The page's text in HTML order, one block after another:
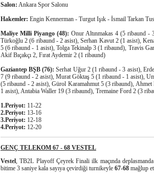
Salon: Ankara Spor Salonu
Hakemler: Engin Kennerman - Turgut Işık - İsmail Tarkan
Maliye Milli Piyango (48): Onur Altınmakas 4 (5 ribaund -
Türkoğlu 2 (6 ribaund - 2 asist), Serhan Kavut 2 (1 asist),
5 (6 ribaund - 1 asist), Tolga Tekinalp 3 (1 ribaund), Travis
Akif Bıçakçı 2, Fırat Aydemir 2 (1 ribaund)
Gaziantep BŞB (76): Serhat Uğur 2 (1 ribaund - 3 asist),
7 (9 ribaund - 2 asist), Murat Göktaş 5 (1 ribaund - 1 asist),
(5 ribaund - 2 asist), Gürol Karamahmut 5 (3 ribaund),
1 asist), Antabia Waller 19 (3 ribaund), Tremaine Ford 2 (3
1.Periyot: 11-22
2.Periyot: 13-16
3.Periyot: 12-18
4.Periyot: 12-20
GENÇ TELEKOM 67 - 68 VESTEL
Vestel , TB2L Playoff Çeyrek Finali ilk maçında deplasmanda
bitime 3 saniye kala sayıya çevirdiği turnikeyle 67-68 mağlup